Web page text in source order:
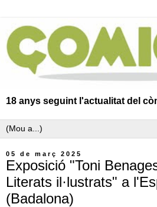
18 anys seguint l'actualitat del
05 de març 2025
Exposició "Toni
Literats il·lustrats" a
(Badalona)